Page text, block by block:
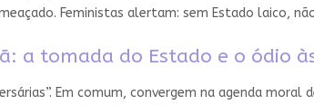
Feministas alertam: sem Estado laico,
a tomada do Estado e o ódio
Em comum, convergem na agenda